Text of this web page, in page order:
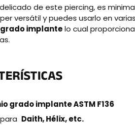
de este piercing, es
versátil y puedes usarlo en
implantelo cual
grado implante ASTM F136
Daith, Hélix, etc.